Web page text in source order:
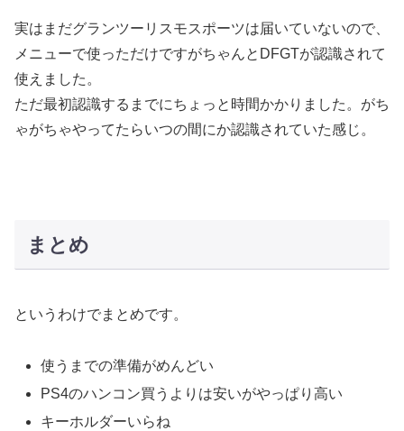
実はまだグランツーリスモスポーツは届いていないので、
メニューで使っただけですがちゃんとDFGTが認識されて
使えました。
ただ最初認識するまでにちょっと時間かかりました。がち
ゃがちゃやってたらいつの間にか認識されていた感じ。
まとめ
というわけでまとめです。
使うまでの準備がめんどい
PS4のハンコン買うよりは安いがやっぱり高い
キーホルダーいらね